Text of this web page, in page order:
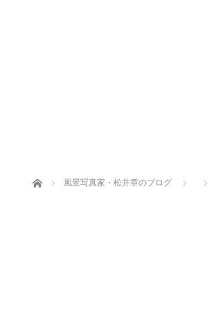
ホーム 風景写真家・松井章のブログ